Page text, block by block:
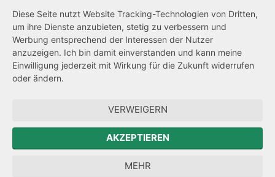
Netiquette
Transparenzanspruch
Hinweisgeberschutz
Forum Mitteleuropa
Der Sächsische Integrationsbeauftragte
Sächsische Landesbeauftragte zur Aufarbeitung der SED-
Diese Seite nutzt Website Tracking-Technologien von Dritten,
um ihre Dienste anzubieten, stetig zu verbessern und
Werbung entsprechend der Interessen der Nutzer
anzuzeigen. Ich bin damit einverstanden und kann meine
Einwilligung jederzeit mit Wirkung für die Zukunft widerrufen
oder ändern.
VERWEIGERN
AKZEPTIEREN
MEHR